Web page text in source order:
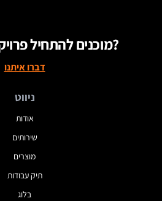
מוכנים להתחיל פרויקט בניית אתר?
דברו איתנו
ניווט
אודות
שירותים
מוצרים
תיק עבודות
בלוג